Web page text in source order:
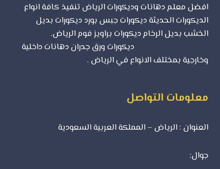
افضل معلم دهانات وديكورات الرياض تنفيذ كافة انواع
الديكورات الحديثة ديكورات جبس بورد ديكورات بديل
الخشب بديل الرخام ديكورات براويز فوم الرياض.
ديكورات ورق جدران دهانات داخلية
وخارجية بمختلف الانواع في الرياض .
معلومات التواصل
العنوان : الرياض – المملكة العربية السعودية
جوال: